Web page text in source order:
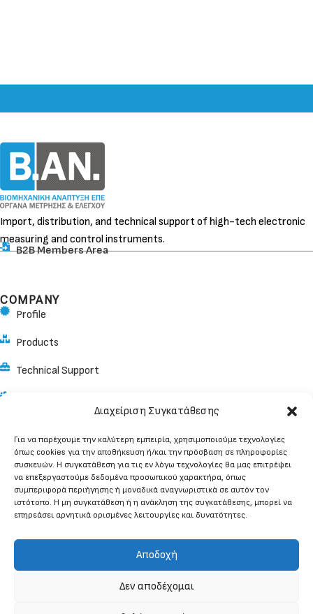
Διαχείριση Συγκατάθεσης
Για να παρέχουμε την καλύτερη εμπειρία, χρησιμοποιούμε τεχνολογίες
όπως cookies για την αποθήκευση ή/και την πρόσβαση σε πληροφορίες
συσκευών. Η συγκατάθεση για τις εν λόγω τεχνολογίες θα μας επιτρέψει
να επεξεργαστούμε δεδομένα προσωπικού χαρακτήρα, όπως
συμπεριφορά περιήγησης ή μοναδικά αναγνωριστικά σε αυτόν τον
ιστότοπο. Η μη συγκατάθεση ή η ανάκληση της συγκατάθεσης, μπορεί να
επηρεάσει αρνητικά ορισμένες λειτουργίες και δυνατότητες.
Αποδοχή
Δεν αποδέχομαι
Import, distribution, and technical support of high-tech electronic
measuring and control instruments.
B2B Members Area
COMPANY
Profile
Products
Technical Support
INFORMATION
Knowledge Center
Payment & Shipping Methods